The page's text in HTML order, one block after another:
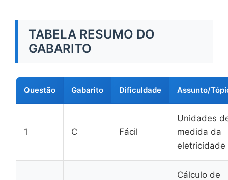
TABELA RESUMO DO
GABARITO
Questão Gabarito Dificuldade Assunto/
1 C Fácil
Unidades
medida da
eletricidade
Cálculo de